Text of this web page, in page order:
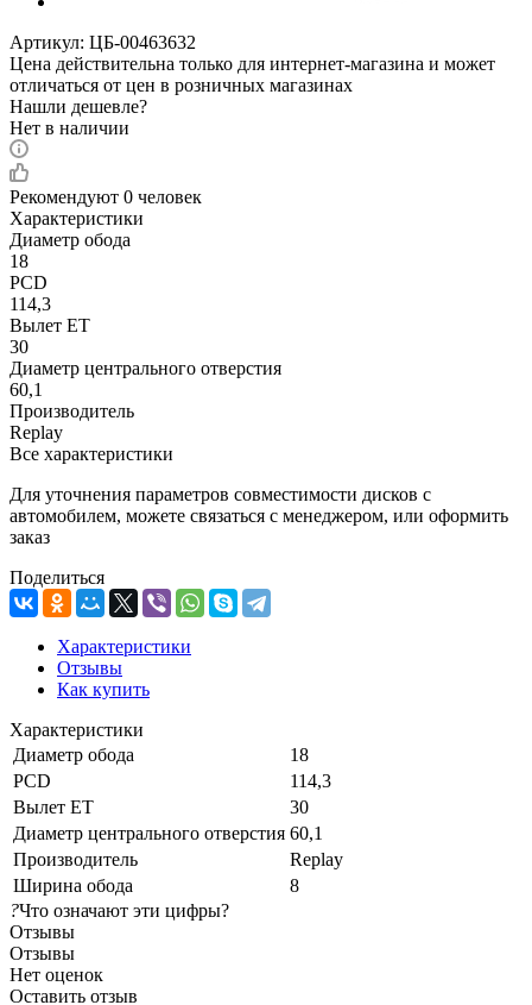
Артикул: ЦБ-00463632
Цена действительна только для интернет-магазина и может
отличаться от цен в розничных магазинах
Нашли дешевле?
Нет в наличии
Рекомендуют 0 человек
Характеристики
Диаметр обода
18
PCD
114,3
Вылет ET
30
Диаметр центрального отверстия
60,1
Производитель
Replay
Все характеристики
Для уточнения параметров совместимости дисков с
автомобилем, можете связаться с менеджером, или оформить
заказ
Поделиться
Характеристики
Отзывы
Как купить
Характеристики
Диаметр обода
18
PCD
114,3
Вылет ET
30
Диаметр центрального отверстия 60,1
Производитель
Replay
Ширина обода
8
?Что означают эти цифры?
Отзывы
Отзывы
Нет оценок
Оставить отзыв